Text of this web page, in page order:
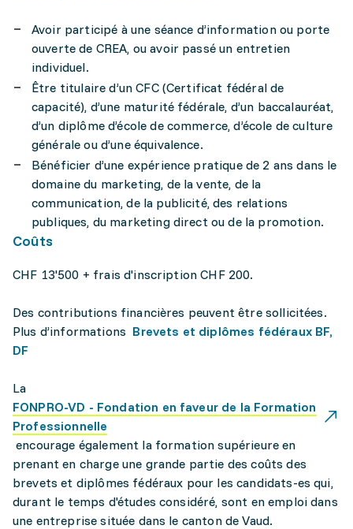
Avoir participé à une séance d’information ou porte
ouverte de CREA, ou avoir passé un entretien
individuel.
Être titulaire d’un CFC (Certificat fédéral de
capacité), d’une maturité fédérale, d’un baccalauréat,
d’un diplôme d’école de commerce, d’école de culture
générale ou d’une équivalence.
Bénéficier d’une expérience pratique de 2 ans dans le
domaine du marketing, de la vente, de la
communication, de la publicité, des relations
publiques, du marketing direct ou de la promotion.
Coûts
CHF 13'500 + frais d'inscription CHF 200.
Des contributions financières peuvent être sollicitées.
Plus d’informations Brevets et diplômes fédéraux BF,
DF
La
FONPRO-VD - Fondation en faveur de la Formation
Professionnelle
encourage également la formation supérieure en
prenant en charge une grande partie des coûts des
brevets et diplômes fédéraux pour les candidats-es qui,
durant le temps d'études considéré, sont en emploi dans
une entreprise située dans le canton de Vaud.